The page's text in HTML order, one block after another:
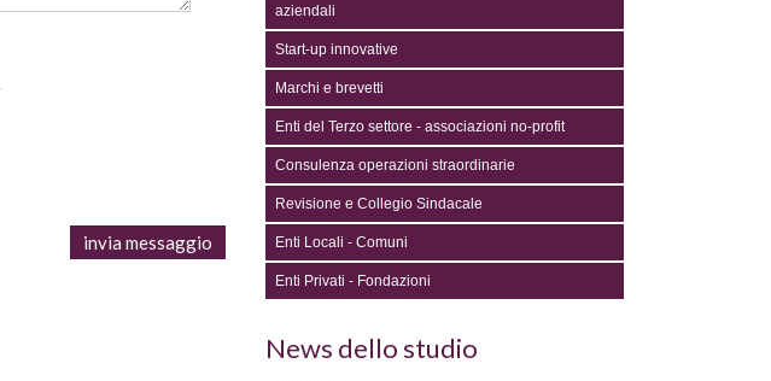
aziendali
Start-up innovative
Marchi e brevetti
Enti del Terzo settore - associazioni no-profit
Consulenza operazioni straordinarie
Revisione e Collegio Sindacale
Enti Locali - Comuni
Enti Privati - Fondazioni
News dello studio